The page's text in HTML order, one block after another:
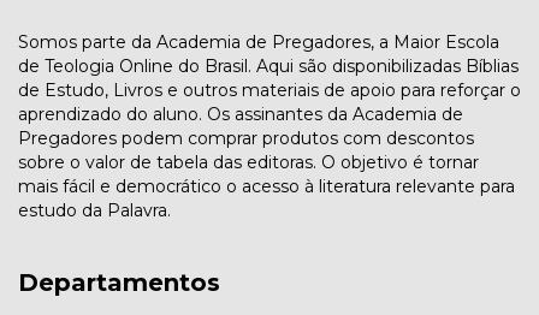
Somos parte da Academia de Pregadores, a Maior Escola
de Teologia Online do Brasil. Aqui são disponibilizadas Bíblias
de Estudo, Livros e outros materiais de apoio para reforçar o
aprendizado do aluno. Os assinantes da Academia de
Pregadores podem comprar produtos com descontos
sobre o valor de tabela das editoras. O objetivo é tornar
mais fácil e democrático o acesso à literatura relevante para
estudo da Palavra.
Departamentos